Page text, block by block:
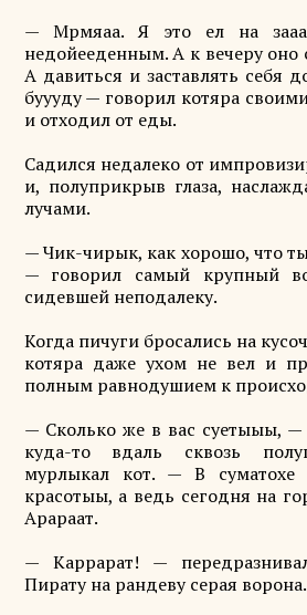
— Мрмяаа. Я это ел на
недойееденным. А к вечеру оно
А давиться и заставлять себя
буууду — говорил котяра
и отходил от еды.
Садился недалеко от
и, полуприкрыв глаза,
лучами.
— Чик-чирык, как хорошо, что
— говорил самый крупный
сидевшей неподалеку.
Когда пичуги бросались на
котяра даже ухом не вел и
полным равнодушием к
— Сколько же в вас суетыыы, —
куда-то вдаль сквозь
мурлыкал кот. — В суматохе
красотыы, а ведь сегодня на
Арараат.
— Каррарат! —
Пирату на рандеву серая ворона.